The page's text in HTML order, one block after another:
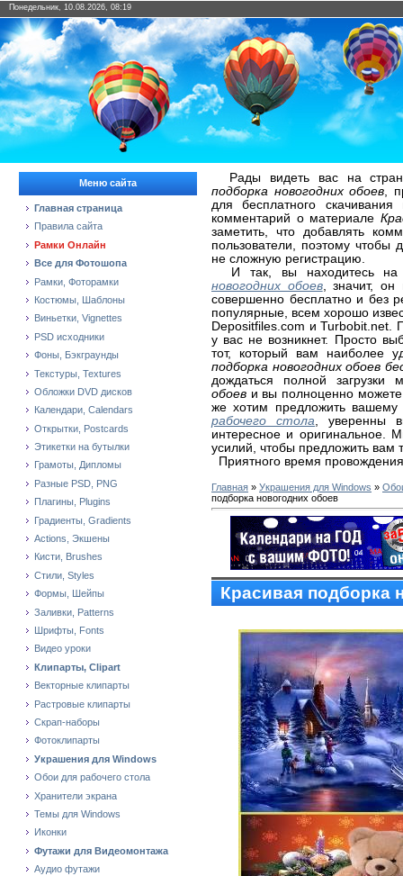
Понедельник, 10.08.2026, 08:19
Меню сайта
Главная страница
Правила сайта
Рамки Онлайн
Все для Фотошопа
Рамки, Фоторамки
Костюмы, Шаблоны
Виньетки, Vignettes
PSD исходники
Фоны, Бэкграунды
Текстуры, Textures
Обложки DVD дисков
Календари, Calendars
Открытки, Postcards
Этикетки на бутылки
Грамоты, Дипломы
Разные PSD, PNG
Плагины, Plugins
Градиенты, Gradients
Actions, Экшены
Кисти, Brushes
Стили, Styles
Формы, Шейпы
Заливки, Patterns
Шрифты, Fonts
Видео уроки
Клипарты, Clipart
Векторные клипарты
Растровые клипарты
Скрап-наборы
Фотоклипарты
Украшения для Windows
Обои для рабочего стола
Хранители экрана
Темы для Windows
Иконки
Футажи для Видеомонтажа
Аудио футажи
Рады видеть вас на
подборка новогодних обоев,
для бесплатного
комментарий о материале
заметить, что добавлять
пользователи, поэтому чтобы
не сложную регистрацию.
И так, вы находитесь на
новогодних обоев, значит, он
совершенно бесплатно и без
популярные, всем хорошо
Depositfiles.com и Turbobit.net.
у вас не возникнет. Просто
тот, который вам наиболее
подборка новогодних обоев
дождаться полной загрузки
обоев и вы полноценно можете
же хотим предложить
рабочего стола, уверенны
интересное и оригинальное.
усилий, чтобы предложить вам
Приятного время
Главная » Украшения для Windows »
подборка новогодних обоев
Красивая подборка